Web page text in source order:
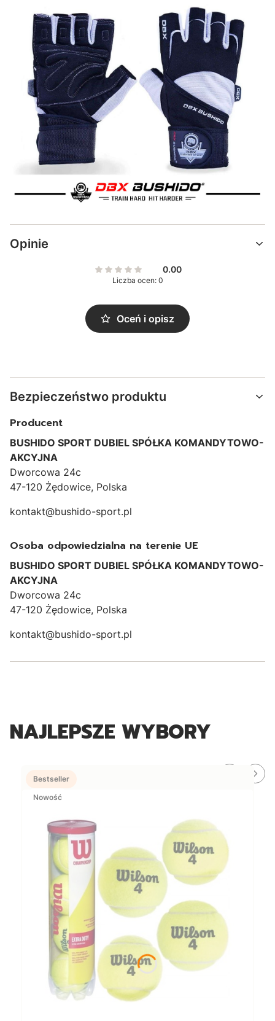
Opinie
0.00
Liczba ocen: 0
Oceń i opisz
Bezpieczeństwo produktu
Producent
BUSHIDO SPORT DUBIEL SPÓŁKA KOMANDYTOWO-
AKCYJNA
Dworcowa 24c
47-120 Żędowice, Polska
kontakt@bushido-sport.pl
Osoba odpowiedzialna na terenie UE
BUSHIDO SPORT DUBIEL SPÓŁKA KOMANDYTOWO-
AKCYJNA
Dworcowa 24c
47-120 Żędowice, Polska
kontakt@bushido-sport.pl
NAJLEPSZE WYBORY
Bestseller
Nowość